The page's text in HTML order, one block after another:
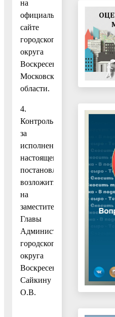
на
официальном
сайте
городского
округа
Воскресенск
Московской
области.
4.
Контроль
за
исполнением
настоящего
постановления
возложить
на
заместителя
Главы
Администрации
городского
округа
Воскресенск
Сайкину
О.В.